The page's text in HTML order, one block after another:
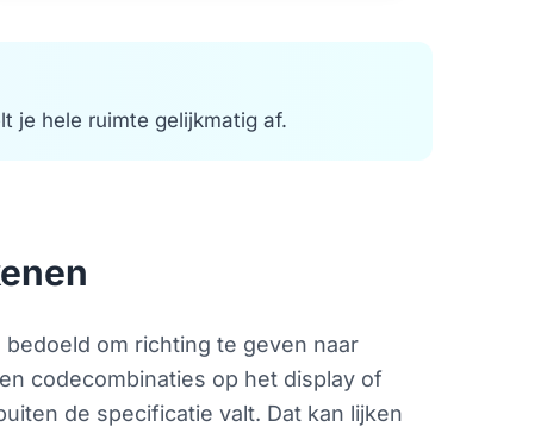
je hele ruimte gelijkmatig af.
om richting te geven naar
codecombinaties op het display of
de specificatie valt. Dat kan lijken